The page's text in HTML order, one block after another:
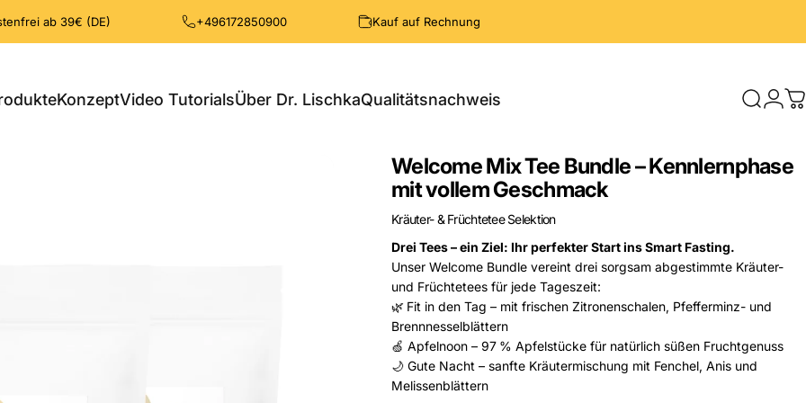
ab 39€ (DE) +496172850900 Kauf auf Rechnung
KonzeptVideo TutorialsÜber Dr. LischkaQualitätsnachweis Suche
WelcomeMixTee Bundle–Kennlernphase
mitvollemGeschmack
Kräuter- & Früchtetee Selektion
Drei Tees – ein Ziel: Ihr perfekter Start ins Smart Fasting.
Unser Welcome Bundle vereint drei sorgsam abgestimmte Kräuter-
und Früchtetees für jede Tageszeit:
🌿 Fit in den Tag – mit frischen Zitronenschalen, Pfefferminz- und
Brennnesselblättern
🍏Apfelnoon – 97 % Apfelstücke für natürlich süßen Fruchtgenuss
🌙Gute Nacht – sanfte Kräutermischung mit Fenchel, Anis und
Melissenblättern